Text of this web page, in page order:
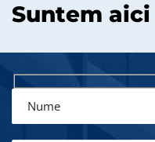
Suntem